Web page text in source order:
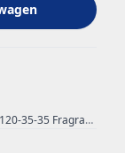
zwarte dubbele spoelbak vlakinbouw